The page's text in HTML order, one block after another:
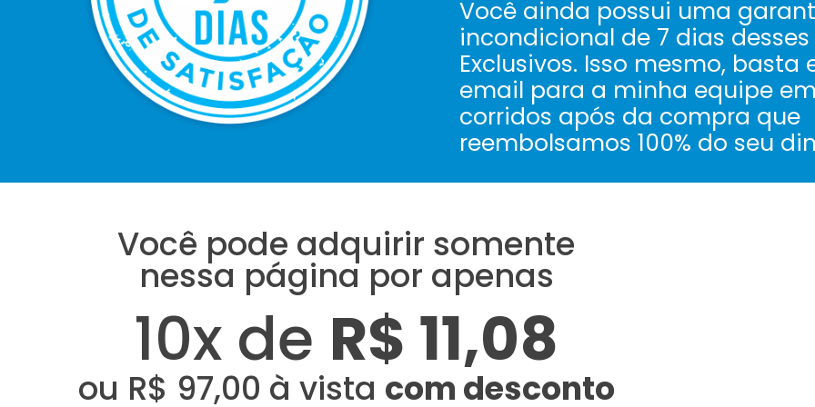
Você ainda possui uma
incondicional de 7 dias
Exclusivos. Isso mesmo, basta
email para a minha equipe
corridos após da compra que
reembolsamos 100% do seu
Você pode adquirir somente
nessa página por apenas
10x de R$ 11,08
ou R$ 97,00 à vista com desconto